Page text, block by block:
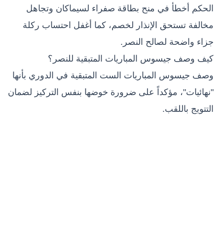
الحكم أخطأ في منح بطاقة صفراء لسيماكان وتجاهل
مخالفة تستحق الإنذار لخصم، كما أغفل احتساب ركلة
جزاء واضحة لصالح النصر.
كيف وصف جيسوس المباريات المتبقية للنصر؟
وصف جيسوس المباريات الست المتبقية في الدوري بأنها
"نهائيات"، مؤكداً على ضرورة خوضها بنفس التركيز لضمان
التتويج باللقب.